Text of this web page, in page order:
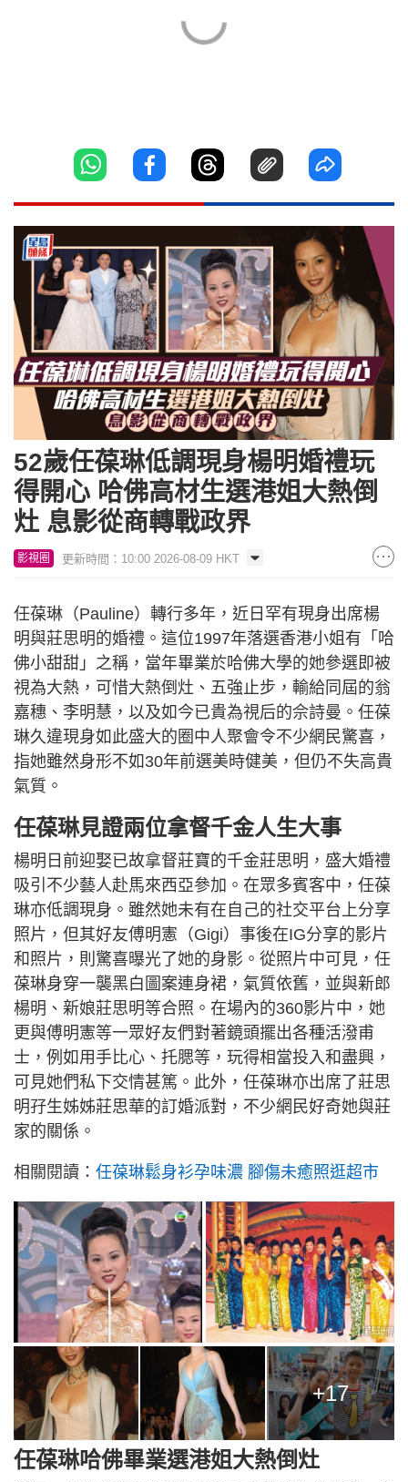
52歲任葆琳低調現身楊明婚禮玩
得開心 哈佛高材生選港姐大熱倒
灶 息影從商轉戰政界
影視圈 更新時間：10:00 2026-08-09 HKT
任葆琳（Pauline）轉行多年，近日罕有現身出席楊
明與莊思明的婚禮。這位1997年落選香港小姐有「哈
佛小甜甜」之稱，當年畢業於哈佛大學的她參選即被
視為大熱，可惜大熱倒灶、五強止步，輸給同屆的翁
嘉穗、李明慧，以及如今已貴為視后的佘詩曼。任葆
琳久違現身如此盛大的圈中人聚會令不少網民驚喜，
指她雖然身形不如30年前選美時健美，但仍不失高貴
氣質。
任葆琳見證兩位拿督千金人生大事
楊明日前迎娶已故拿督莊寶的千金莊思明，盛大婚禮
吸引不少藝人赴馬來西亞參加。在眾多賓客中，任葆
琳亦低調現身。雖然她未有在自己的社交平台上分享
照片，但其好友傅明憲（Gigi）事後在IG分享的影片
和照片，則驚喜曝光了她的身影。從照片中可見，任
葆琳身穿一襲黑白圖案連身裙，氣質依舊，並與新郎
楊明、新娘莊思明等合照。在場內的360影片中，她
更與傅明憲等一眾好友們對著鏡頭擺出各種活潑甫
士，例如用手比心、托腮等，玩得相當投入和盡興，
可見她們私下交情甚篤。此外，任葆琳亦出席了莊思
明孖生姊姊莊思華的訂婚派對，不少網民好奇她與莊
家的關係。
相關閱讀： 任葆琳鬆身衫孕味濃 腳傷未癒照逛超市
+17
任葆琳哈佛畢業選港姐大熱倒灶